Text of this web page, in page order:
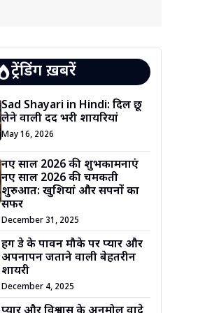
ट्रेंडिंग ख़बरें
Sad Shayari in Hindi: दिल छू
लेने वाली दर्द भरी शायरियां
May 16, 2026
नए साल 2026 की शुभकामनाएं
नए साल 2026 की चमकती
शुरुआत: खुशियां और सपनों का
सफर
December 31, 2025
हग डे के पावन मौके पर प्यार और
अपनापन जताने वाली बेहतरीन
शायरी
December 4, 2025